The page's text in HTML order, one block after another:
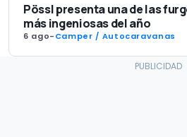
Pössl presenta una de las
más ingeniosas del año
6 ago-Camper / Autocaravanas